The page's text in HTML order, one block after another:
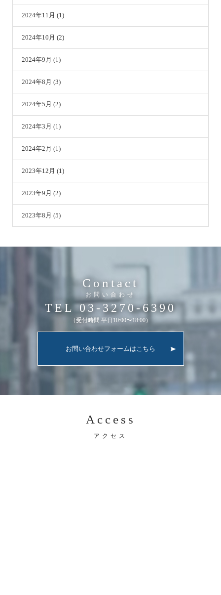
2024年11月 (1)
2024年10月 (2)
2024年9月 (1)
2024年8月 (3)
2024年5月 (2)
2024年3月 (1)
2024年2月 (1)
2023年12月 (1)
2023年9月 (2)
2023年8月 (5)
Contact
お問い合わせ
TEL 03-3270-6390
（受付時間 平日10:00〜18:00）
お問い合わせフォームはこちら
Access
アクセス